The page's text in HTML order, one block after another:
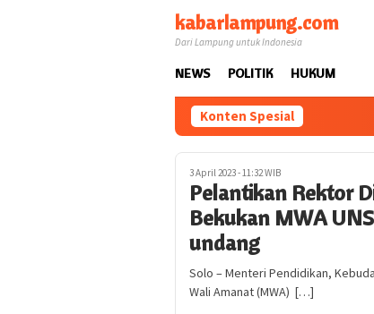
kabarlampung.com
Dari Lampung untuk Indonesia
NEWS POLITIK HUKUM
Konten Spesial
3 April 2023 - 11:32 WIB
Pelantikan Rektor
Bekukan MWA
undang
Solo – Menteri Pendidikan,
Wali Amanat (MWA) […]